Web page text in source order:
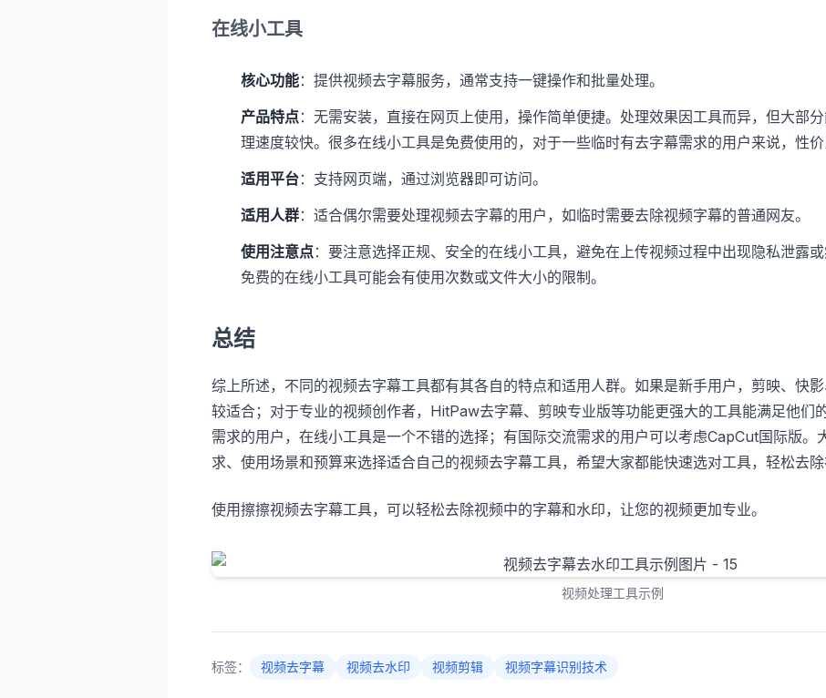
在线小工具
核心功能：提供视频去字幕服务，通常支持一键操作和批量处理。
产品特点：无需安装，直接在网页上使用，操作简单便捷。处理效果因工具而异，但大部
理速度较快。很多在线小工具是免费使用的，对于一些临时有去字幕需求的用户来说，性价
适用平台：支持网页端，通过浏览器即可访问。
适用人群：适合偶尔需要处理视频去字幕的用户，如临时需要去除视频字幕的普通网友。
使用注意点：要注意选择正规、安全的在线小工具，避免在上传视频过程中出现隐私泄露
免费的在线小工具可能会有使用次数或文件大小的限制。
总结
综上所述，不同的视频去字幕工具都有其各自的特点和适用人群。如果是新手用户，剪映、快
较适合；对于专业的视频创作者，HitPaw去字幕、剪映专业版等功能更强大的工具能满足他们
需求的用户，在线小工具是一个不错的选择；有国际交流需求的用户可以考虑CapCut国际版。
求、使用场景和预算来选择适合自己的视频去字幕工具，希望大家都能快速选对工具，轻松去除
使用擦擦视频去字幕工具，可以轻松去除视频中的字幕和水印，让您的视频更加专业。
视频处理工具示例
标签： 视频去字幕 视频去水印 视频剪辑 视频字幕识别技术